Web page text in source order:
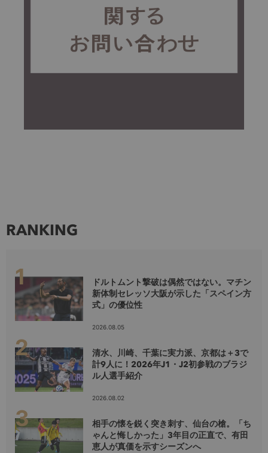
RANKING
ドルトムント撃破は偶然ではない。マチン
新体制セレッソ大阪が示した「スペイン方
式」の優位性
2026.08.05
清水、川崎、千葉に実力派、京都は＋3で
計9人に！2026年J1・J2初参戦のブラジ
ル人選手紹介
2026.08.02
相手の懐を鋭く突き刺す、仙台の槍。「ち
ゃんと悔しかった」3年目の正直で、有田
恵人が真価を示すシーズンへ